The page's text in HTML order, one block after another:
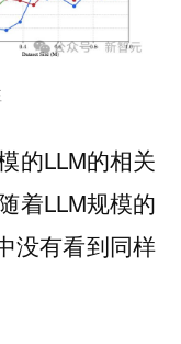
的LLM的相关
着LLM规模的
没有看到同样